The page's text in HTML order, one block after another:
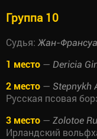
Группа 10
Судья: Жан-
1 место — Dericia
2 место — Stepnykh
Русская псовая
3 место — Zolotoe
Ирландский